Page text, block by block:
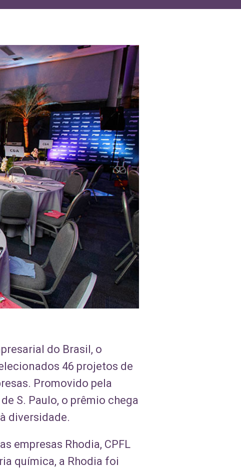
do Brasil, o
46 projetos de
Promovido pela
S. Paulo, o prêmio chega
diversidade.
empresas Rhodia, CPFL
química, a Rhodia foi